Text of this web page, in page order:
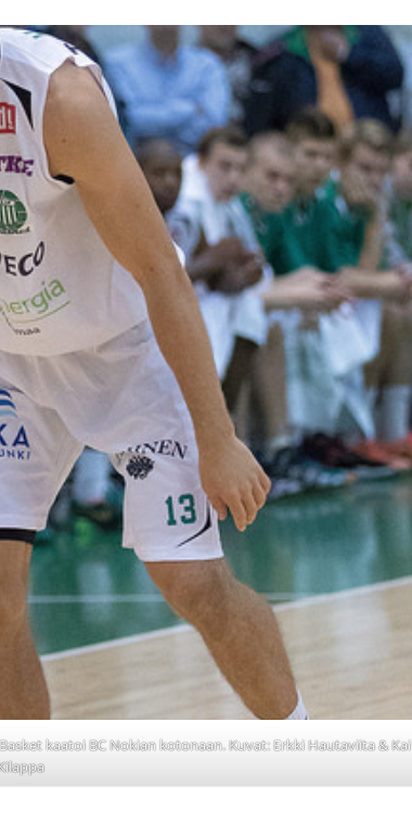
kaatoi BC Nokian kotonaan. Kuvat: Erkki Hautaviita & Kai